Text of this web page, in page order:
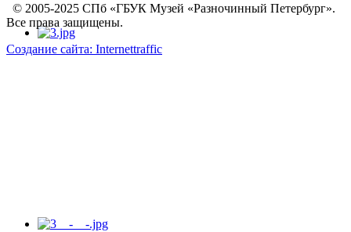
© 2005-2025 СПб «ГБУК Музей «Разночинный Петербург».
Все права защищены.
Создание сайта: Internettraffic